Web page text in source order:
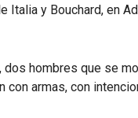
Italia y Bouchard, en
dos hombres que se
con armas, con